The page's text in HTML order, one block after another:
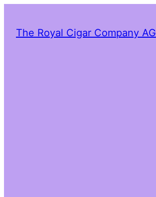
The Royal Cigar Company AG